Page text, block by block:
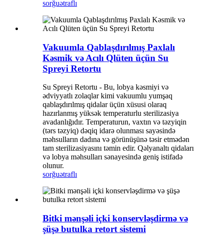
sorğuətraflı
Vakuumla Qablaşdırılmış Paxlalı
Kəsmik və Acılı Qlüten üçün Su
Spreyi Retortu
Su Spreyi Retortu - Bu, lobya kəsmiyi və
ədviyyatlı zolaqlar kimi vakuumlu yumşaq
qablaşdırılmış qidalar üçün xüsusi olaraq
hazırlanmış yüksək temperaturlu sterilizasiya
avadanlığıdır. Temperaturun, vaxtın və təzyiqin
(tərs təzyiq) dəqiq idarə olunması sayəsində
məhsulların dadına və görünüşünə təsir etmədən
tam sterilizasiyasını təmin edir. Qəlyanaltı qidaları
və lobya məhsulları sənayesində geniş istifadə
olunur.
sorğuətraflı
Bitki mənşəli içki konservləşdirmə və
şüşə butulka retort sistemi